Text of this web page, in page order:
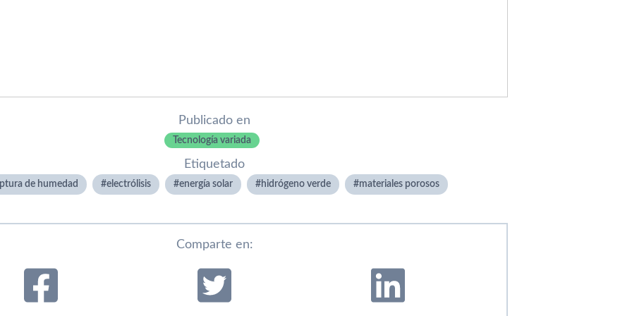
Publicado en
Tecnología variada
Etiquetado
de humedad electrólisis energí­a solar hidrógeno verde materiales porosos
Comparte en: